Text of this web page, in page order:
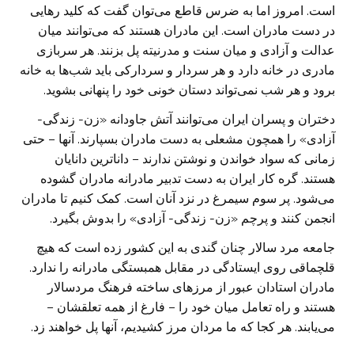
است. امروز اما به ضرس قاطع می‌توان گفت که کلید رهایی
در دست مادران است. این مادران هستند که می‌توانند میان
عدالت و آزادی و میان سنت و مدرنیته پل بزنند. هر سربازی
مادری در خانه دارد و هر سردار و سردارکی باید شب‌ها به خانه
برود و هر شب نمی‌‌تواند دستان خونی خود را پنهانی بشوید.
دختران و پسران ایران می‌توانند آتش جاودانه «زن- زندگی-
آزادی» را همچون مشعلی به دست مادران بسپارند. آنها – حتی
زمانی که سواد خواندن و نوشتن ندارند – داناترین دانایان
هستند. گره کار ایران به دست تدبیر مادرانه مادران گشوده
می‌شود. پر سوم سیمرغ در نزد آنان است. کمک‌ کنیم تا مادران
انجمن کنند و پرچم «زن- زندگی- آزادی» را بدوش بگیرد.
جامعه مرد سالار چنان گندی به این کشور زده است که هیچ
قلچماقی روی ایستادگی در مقابل همبستگی مادرانه را ندارد.
مادران استادان عبور از مرزهای ساخته فرهنگ مردسالار
هستند و راه تعامل میان خود را – فارغ از همه تعلقشان –
می‌یابند. هر کجا که ما مردان مرز کشیدیم، آنها پل خواهند زد.